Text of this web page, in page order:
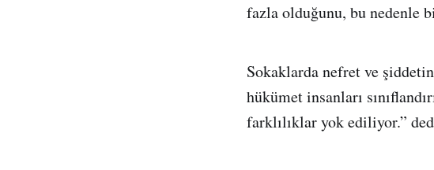
fazla olduğunu, bu nedenle
Sokaklarda nefret ve
hükümet insanları
farklılıklar yok ediliyor.”